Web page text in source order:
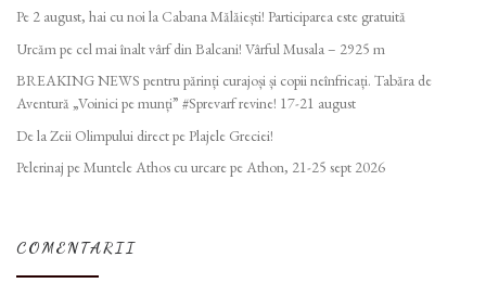
Pe 2 august, hai cu noi la Cabana Mălăiești! Participarea este gratuită
Urcăm pe cel mai înalt vârf din Balcani! Vârful Musala – 2925 m
BREAKING NEWS pentru părinți curajoși și copii neînfricați. Tabăra de
Aventură „Voinici pe munți” #Sprevarf revine! 17-21 august
De la Zeii Olimpului direct pe Plajele Greciei!
Pelerinaj pe Muntele Athos cu urcare pe Athon, 21-25 sept 2026
COMENTARII